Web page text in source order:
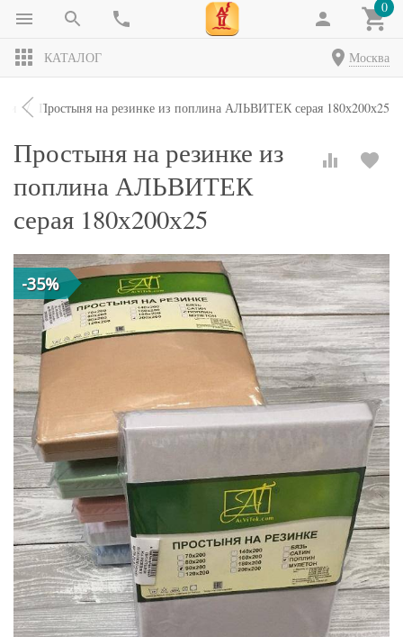
0
КАТАЛОГ Москва
Простыня на резинке из поплина АЛЬВИТЕК серая 180х200х25
Простыня на резинке из
поплина АЛЬВИТЕК
серая 180х200х25
-35%